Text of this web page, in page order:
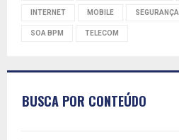
INTERNET MOBILE SEGURANÇA
SOA BPM TELECOM
BUSCA POR CONTEÚDO